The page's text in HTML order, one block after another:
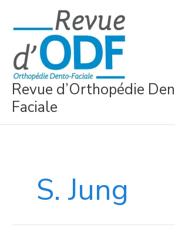
Revue d’Orthopédie
Faciale
S. Jung